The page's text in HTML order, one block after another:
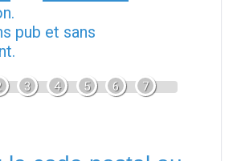
pub et sans
3 4 5 6 7